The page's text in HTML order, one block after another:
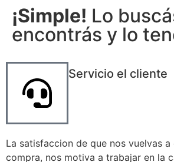
¡Simple! Lo
encontrás y lo
Servicio el cliente
La satisfaccion de que nos vuelvas a
compra, nos motiva a trabajar en la